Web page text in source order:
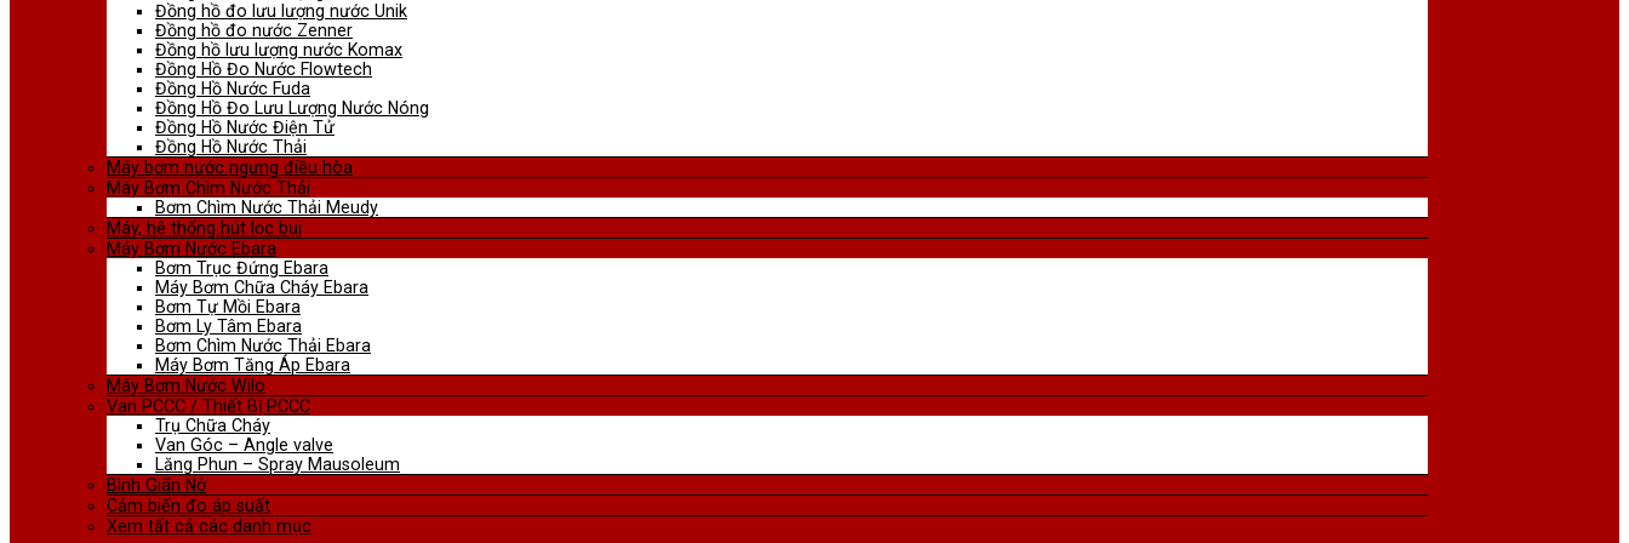
Đồng hồ đo lưu lượng nước Unik
Đồng hồ đo nước Zenner
Đồng hồ lưu lượng nước Komax
Đồng Hồ Đo Nước Flowtech
Đồng Hồ Nước Fuda
Đồng Hồ Đo Lưu Lượng Nước Nóng
Đồng Hồ Nước Điện Tử
Đồng Hồ Nước Thải
Máy bơm nước ngưng điều hòa
Máy Bơm Chìm Nước Thải
Bơm Chìm Nước Thải Meudy
Máy, hệ thống hút lọc bụi
Máy Bơm Nước Ebara
Bơm Trục Đứng Ebara
Máy Bơm Chữa Cháy Ebara
Bơm Tự Mồi Ebara
Bơm Ly Tâm Ebara
Bơm Chìm Nước Thải Ebara
Máy Bơm Tăng Áp Ebara
Máy Bơm Nước Wilo
Van PCCC / Thiết Bị PCCC
Trụ Chữa Cháy
Van Góc – Angle valve
Lăng Phun – Spray Mausoleum
Bình Giãn Nở
Cảm biến đo áp suất
Xem tất cả các danh mục